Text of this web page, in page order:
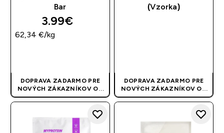
Bar
3.99€‎
62,34 €‎/kg
DOPRAVA ZADARMO PRE
NOVÝCH ZÁKAZNÍKOV OD
40 EUR| AKCIA SA APLIKUJE
(Vzorka)
DOPRAVA ZADARMO PRE
NOVÝCH ZÁKAZNÍKOV OD
40 EUR| AKCIA SA APLIKUJE